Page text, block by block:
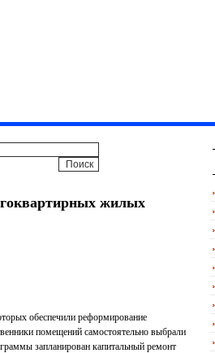
жилых
обеспечили реформирование
помещений самостоятельно выбрали
запланирован капитальный ремонт